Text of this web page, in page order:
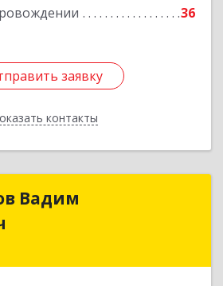
36
заявку
контакты
заявку
Назад
Вадим
ИП Епифанов Вадим